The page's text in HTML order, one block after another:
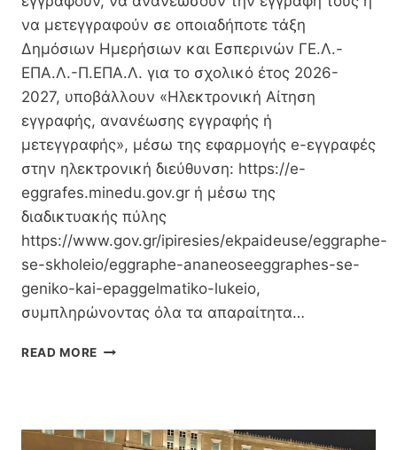
να μετεγγραφούν σε οποιαδήποτε τάξη
Δημόσιων Ημερήσιων και Εσπερινών ΓΕ.Λ.-
ΕΠΑ.Λ.-Π.ΕΠΑ.Λ. για το σχολικό έτος 2026-
2027, υποβάλλουν «Ηλεκτρονική Αίτηση
εγγραφής, ανανέωσης εγγραφής ή
μετεγγραφής», μέσω της εφαρμογής e-εγγραφές
στην ηλεκτρονική διεύθυνση: https://e-
eggrafes.minedu.gov.gr ή μέσω της
διαδικτυακής πύλης
https://www.gov.gr/ipiresies/ekpaideuse/eggraphe-
se-skholeio/eggraphe-ananeoseeggraphes-se-
geniko-kai-epaggelmatiko-lukeio,
συμπληρώνοντας όλα τα απαραίτητα…
READ MORE ΕΝΗΜΈΡΩΣΗ
ΕΓΓΡΑΦΉΣ,